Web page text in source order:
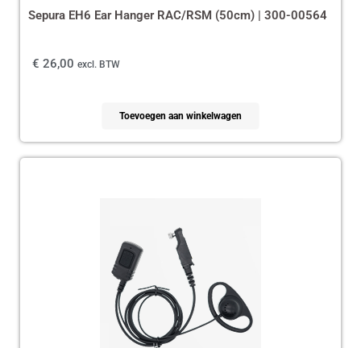
Sepura EH6 Ear Hanger RAC/RSM (50cm) | 300-00564
€ 26,00 excl. BTW
Toevoegen aan winkelwagen